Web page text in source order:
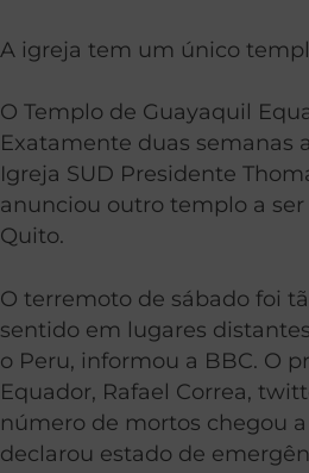
A igreja tem um único
O Templo de Guayaquil
Exatamente duas semanas
Igreja SUD Presidente
anunciou outro templo a
Quito.
O terremoto de sábado foi
sentido em lugares
o Peru, informou a BBC. O
Equador, Rafael Correa,
número de mortos chegou a
declarou estado de